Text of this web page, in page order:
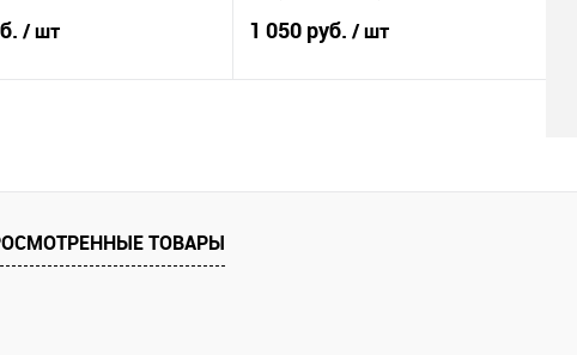
/ шт 1 050 руб. / шт
ТОВАРЫ